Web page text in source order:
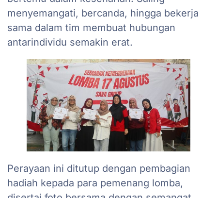
menyemangati, bercanda, hingga bekerja
sama dalam tim membuat hubungan
antarindividu semakin erat.
Perayaan ini ditutup dengan pembagian
hadiah kepada para pemenang lomba,